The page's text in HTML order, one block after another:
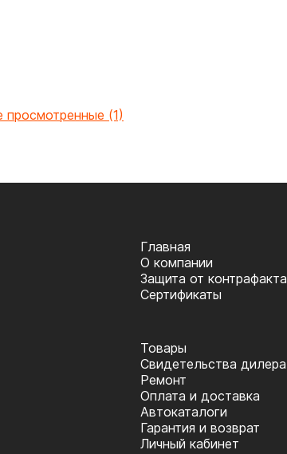
просмотренные (1)
Главная
О компании
Защита от контрафакта
Сертификаты
Товары
Cвидетельства дилера
Ремонт
Оплата и доставка
Автокаталоги
Гарантия и возврат
Личный кабинет